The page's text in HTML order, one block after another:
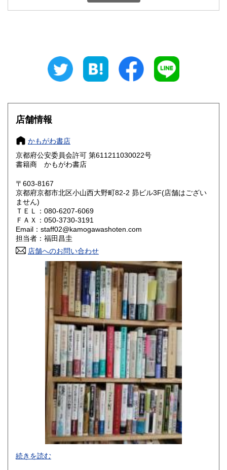
300円 三重県
大阪府
奈良県
鳥取県 300円 島根県
岡山県
山口県
香川県
高知県 300円
300円 長崎県
300円 大分県
300円 鹿児島県
300円
店舗情報
かもがわ書店
京都府公安委員会許可 第611211030022号
書籍商 かもがわ書店
〒603-8167
京都府京都市北区小山西大野町82-2 昴ビル3F(店舗はござい
ません)
ＴＥＬ：080-6207-6069
ＦＡＸ：050-3730-3191
Email：staff02@kamogawashoten.com
担当者：福田昌圭
店舗へのお問い合わせ
☆☆☆かもがわ書店内の書籍検索は、このページの上部にあ
る「書店内検索」に探したい本のキーワードを入力して検索
続きを読む